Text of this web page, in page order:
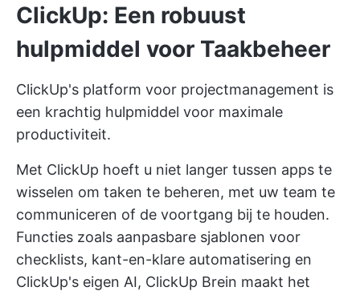
ClickUp: Een robuust
hulpmiddel voor Taakbeheer
ClickUp's platform voor projectmanagement is
een krachtig hulpmiddel voor maximale
productiviteit.
Met ClickUp hoeft u niet langer tussen apps te
wisselen om taken te beheren, met uw team te
communiceren of de voortgang bij te houden.
Functies zoals aanpasbare sjablonen voor
checklists, kant-en-klare automatisering en
ClickUp's eigen AI, ClickUp Brein maakt het